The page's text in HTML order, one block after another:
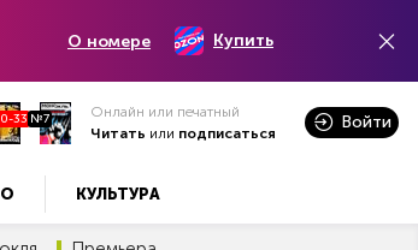
О номере Купить
33 №7
Онлайн или печатный
Читать или подписаться
Войти
КУЛЬТУРА